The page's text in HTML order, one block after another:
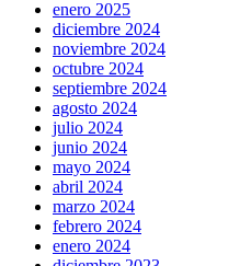
enero 2025
diciembre 2024
noviembre 2024
octubre 2024
septiembre 2024
agosto 2024
julio 2024
junio 2024
mayo 2024
abril 2024
marzo 2024
febrero 2024
enero 2024